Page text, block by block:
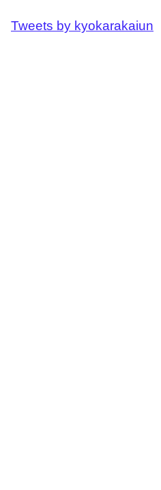
Tweets by kyokarakaiun